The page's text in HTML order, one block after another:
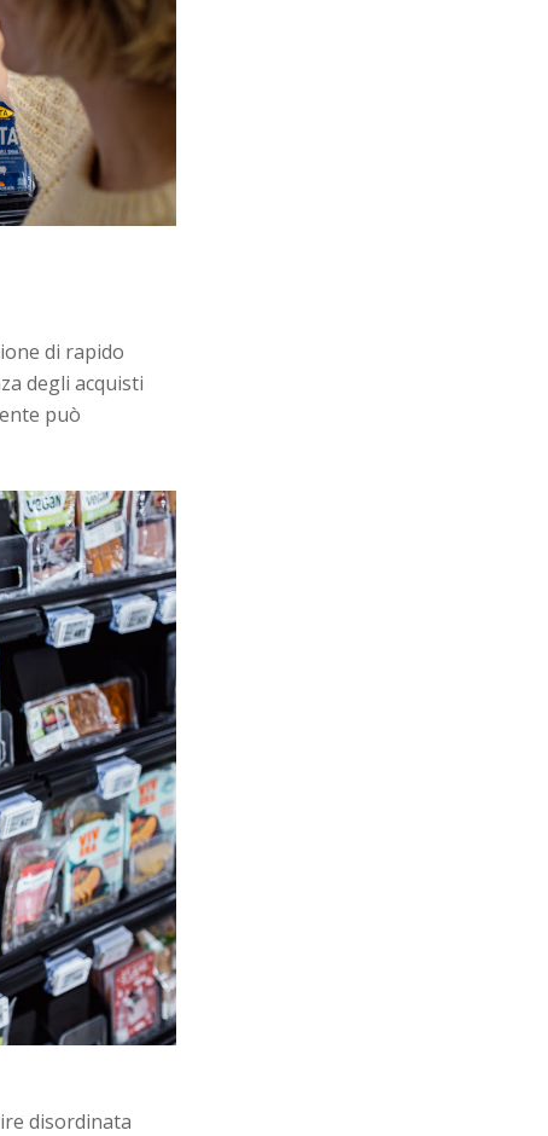
di rapido
degli acquisti
può
disordinata